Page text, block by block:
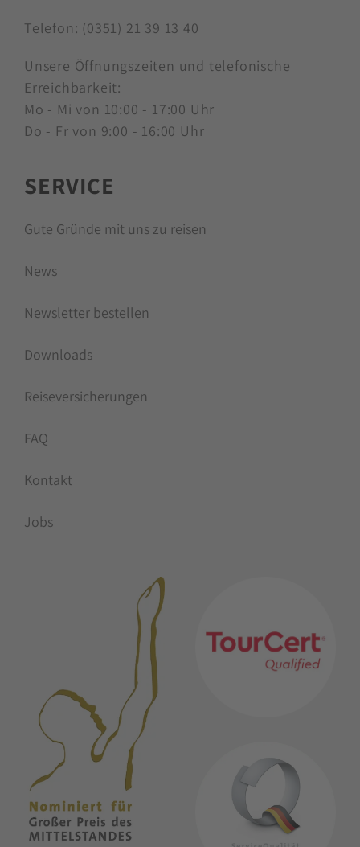
Telefon: (0351) 21 39 13 40
Unsere Öffnungszeiten und telefonische
Erreichbarkeit:
Mo - Mi von 10:00 - 17:00 Uhr
Do - Fr von 9:00 - 16:00 Uhr
SERVICE
Gute Gründe mit uns zu reisen
News
Newsletter bestellen
Downloads
Reiseversicherungen
FAQ
Kontakt
Jobs
MITGLIEDSCHAFTEN